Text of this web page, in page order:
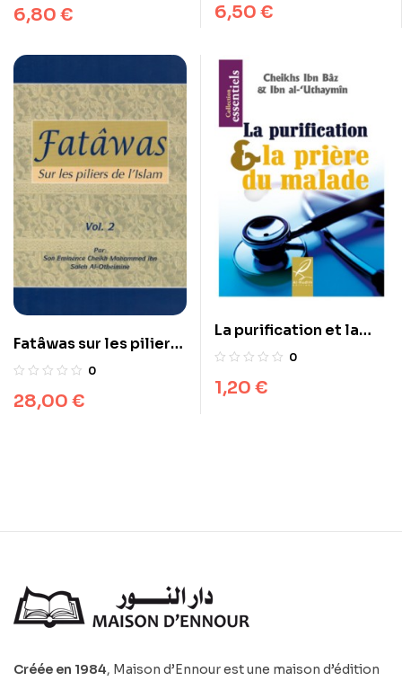
6,80 € 6,50 €
Fatâwas sur les piliers
de l’islam – 2 volumes
0
28,00 €
La purification et la
prière du malade
0
1,20 €
Créée en 1984, Maison d’Ennour est une maison d’édition